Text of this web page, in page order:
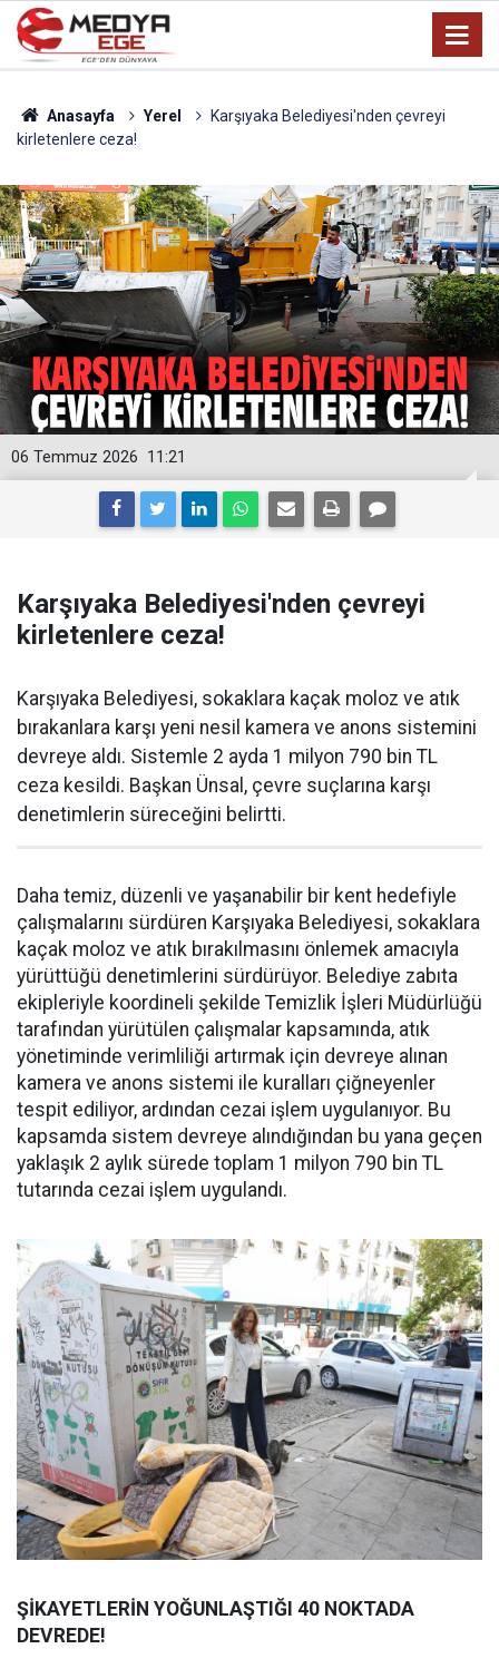
Anasayfa Yerel
Karşıyaka Belediyesi'nden çevreyi
kirletenlere ceza!
11:21
06 Temmuz 2026
Karşıyaka Belediyesi'nden çevreyi
kirletenlere ceza!
Karşıyaka Belediyesi, sokaklara kaçak moloz ve atık
bırakanlara karşı yeni nesil kamera ve anons sistemini
devreye aldı. Sistemle 2 ayda 1 milyon 790 bin TL
ceza kesildi. Başkan Ünsal, çevre suçlarına karşı
denetimlerin süreceğini belirtti.
Daha temiz, düzenli ve yaşanabilir bir kent hedefiyle
çalışmalarını sürdüren Karşıyaka Belediyesi, sokaklara
kaçak moloz ve atık bırakılmasını önlemek amacıyla
yürüttüğü denetimlerini sürdürüyor. Belediye zabıta
ekipleriyle koordineli şekilde Temizlik İşleri Müdürlüğü
tarafından yürütülen çalışmalar kapsamında, atık
yönetiminde verimliliği artırmak için devreye alınan
kamera ve anons sistemi ile kuralları çiğneyenler
tespit ediliyor, ardından cezai işlem uygulanıyor. Bu
kapsamda sistem devreye alındığından bu yana geçen
yaklaşık 2 aylık sürede toplam 1 milyon 790 bin TL
tutarında cezai işlem uygulandı.
ŞİKAYETLERİN YOĞUNLAŞTIĞI 40 NOKTADA
DEVREDE!